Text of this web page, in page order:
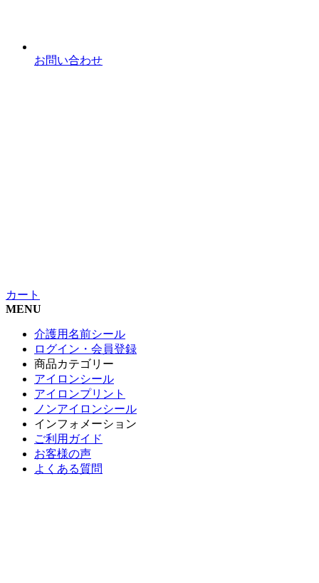
お問い合わせ
カート
MENU
介護用名前シール
ログイン・会員登録
商品カテゴリー
アイロンシール
アイロンプリント
ノンアイロンシール
インフォメーション
ご利用ガイド
お客様の声
よくある質問